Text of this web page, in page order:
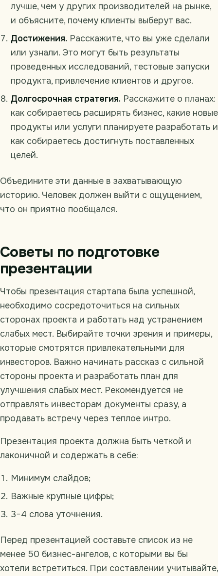
лучше, чем у других производителей на рынке,
и объясните, почему клиенты выберут вас.
Достижения. Расскажите, что вы уже сделали
или узнали. Это могут быть результаты
проведенных исследований, тестовые запуски
продукта, привлечение клиентов и другое.
Долгосрочная стратегия. Расскажите о планах:
как собираетесь расширять бизнес, какие новые
продукты или услуги планируете разработать и
как собираетесь достигнуть поставленных
целей.
Объедините эти данные в захватывающую
историю. Человек должен выйти с ощущением,
что он приятно пообщался.
Советы по подготовке
презентации
Чтобы презентация стартапа была успешной,
необходимо сосредоточиться на сильных
сторонах проекта и работать над устранением
слабых мест. Выбирайте точки зрения и примеры,
которые смотрятся привлекательными для
инвесторов. Важно начинать рассказ с сильной
стороны проекта и разработать план для
улучшения слабых мест. Рекомендуется не
отправлять инвесторам документы сразу, а
продавать встречу через теплое интро.
Презентация проекта должна быть четкой и
лаконичной и содержать в себе:
Минимум слайдов;
Важные крупные цифры;
3−4 слова уточнения.
Перед презентацией составьте список из не
менее 50 бизнес-ангелов, с которыми вы бы
хотели встретиться. При составлении учитывайте,